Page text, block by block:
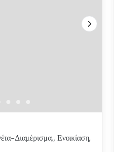
Διαμέρισμα,, Ενοικίαση,